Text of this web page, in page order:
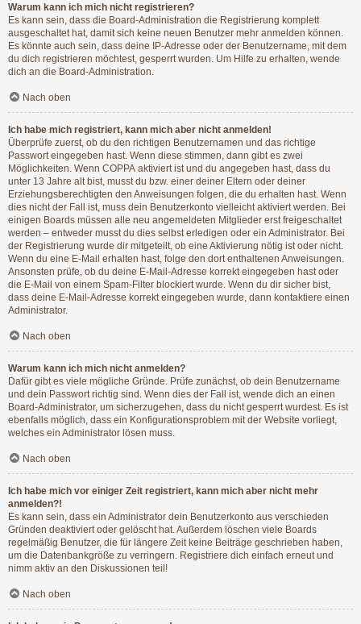
Warum kann ich mich nicht registrieren?
Es kann sein, dass die Board-Administration die Registrierung komplett
ausgeschaltet hat, damit sich keine neuen Benutzer mehr anmelden können.
Es könnte auch sein, dass deine IP-Adresse oder der Benutzername, mit dem
du dich registrieren möchtest, gesperrt wurden. Um Hilfe zu erhalten, wende
dich an die Board-Administration.
Nach oben
Ich habe mich registriert, kann mich aber nicht anmelden!
Überprüfe zuerst, ob du den richtigen Benutzernamen und das richtige
Passwort eingegeben hast. Wenn diese stimmen, dann gibt es zwei
Möglichkeiten. Wenn COPPA aktiviert ist und du angegeben hast, dass du
unter 13 Jahre alt bist, musst du bzw. einer deiner Eltern oder deiner
Erziehungsberechtigten den Anweisungen folgen, die du erhalten hast. Wenn
dies nicht der Fall ist, muss dein Benutzerkonto vielleicht aktiviert werden. Bei
einigen Boards müssen alle neu angemeldeten Mitglieder erst freigeschaltet
werden – entweder musst du dies selbst erledigen oder ein Administrator. Bei
der Registrierung wurde dir mitgeteilt, ob eine Aktivierung nötig ist oder nicht.
Wenn du eine E-Mail erhalten hast, folge den dort enthaltenen Anweisungen.
Ansonsten prüfe, ob du deine E-Mail-Adresse korrekt eingegeben hast oder
die E-Mail von einem Spam-Filter blockiert wurde. Wenn du dir sicher bist,
dass deine E-Mail-Adresse korrekt eingegeben wurde, dann kontaktiere einen
Administrator.
Nach oben
Warum kann ich mich nicht anmelden?
Dafür gibt es viele mögliche Gründe. Prüfe zunächst, ob dein Benutzername
und dein Passwort richtig sind. Wenn dies der Fall ist, wende dich an einen
Board-Administrator, um sicherzugehen, dass du nicht gesperrt wurdest. Es ist
ebenfalls möglich, dass ein Konfigurationsproblem mit der Website vorliegt,
welches ein Administrator lösen muss.
Nach oben
Ich habe mich vor einiger Zeit registriert, kann mich aber nicht mehr
anmelden?!
Es kann sein, dass ein Administrator dein Benutzerkonto aus verschieden
Gründen deaktiviert oder gelöscht hat. Außerdem löschen viele Boards
regelmäßig Benutzer, die für längere Zeit keine Beiträge geschrieben haben,
um die Datenbankgröße zu verringern. Registriere dich einfach erneut und
nimm aktiv an den Diskussionen teil!
Nach oben